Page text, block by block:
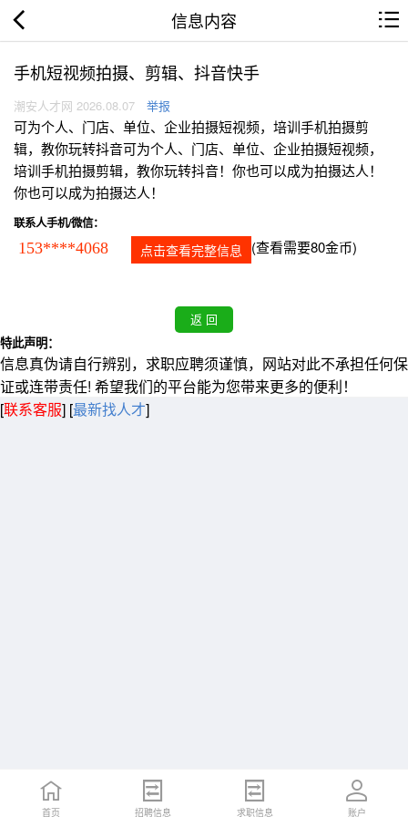
信息内容
手机短视频拍摄、剪辑、抖音快手
潮安人才网 2026.08.07 举报
可为个人、门店、单位、企业拍摄短视频，培训手机拍摄剪
辑，教你玩转抖音可为个人、门店、单位、企业拍摄短视频，
培训手机拍摄剪辑，教你玩转抖音！你也可以成为拍摄达人！
你也可以成为拍摄达人！
联系人手机/微信：
153****4068 点击查看完整信息 (查看需要80金币)
特此声明：
信息真伪请自行辨别，求职应聘须谨慎，网站对此不承担任何保
证或连带责任! 希望我们的平台能为您带来更多的便利！
[联系客服] [最新找人才]
首页 招聘信息 求职信息 账户